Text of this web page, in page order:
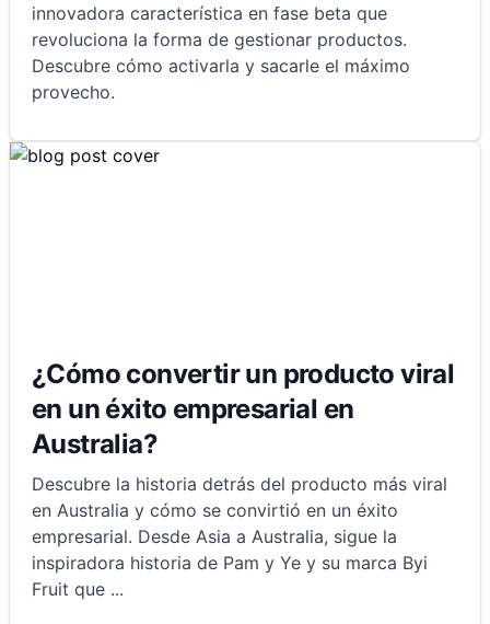
innovadora característica en fase beta que
revoluciona la forma de gestionar productos.
Descubre cómo activarla y sacarle el máximo
provecho.
¿Cómo convertir un producto viral
en un éxito empresarial en
Australia?
Descubre la historia detrás del producto más viral
en Australia y cómo se convirtió en un éxito
empresarial. Desde Asia a Australia, sigue la
inspiradora historia de Pam y Ye y su marca Byi
Fruit que ...